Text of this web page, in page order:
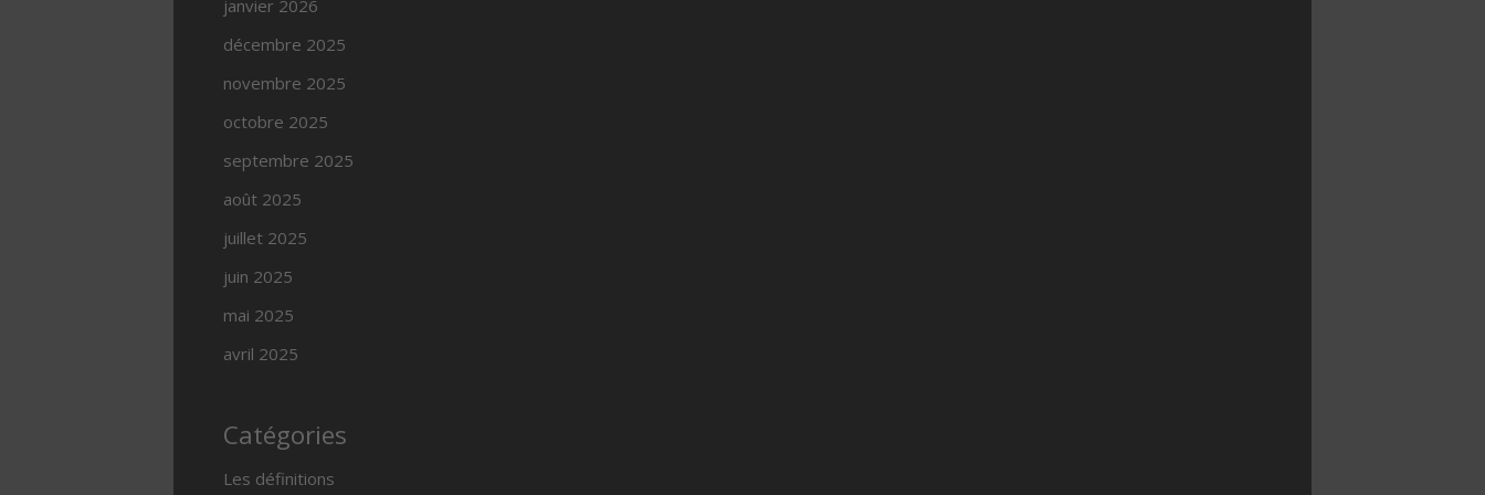
janvier 2026
décembre 2025
novembre 2025
octobre 2025
septembre 2025
août 2025
juillet 2025
juin 2025
mai 2025
avril 2025
Catégories
Les définitions